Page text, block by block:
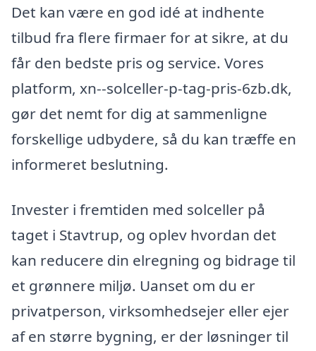
Det kan være en god idé at indhente
tilbud fra flere firmaer for at sikre, at du
får den bedste pris og service. Vores
platform, xn--solceller-p-tag-pris-6zb.dk,
gør det nemt for dig at sammenligne
forskellige udbydere, så du kan træffe en
informeret beslutning.
Invester i fremtiden med solceller på
taget i Stavtrup, og oplev hvordan det
kan reducere din elregning og bidrage til
et grønnere miljø. Uanset om du er
privatperson, virksomhedsejer eller ejer
af en større bygning, er der løsninger til